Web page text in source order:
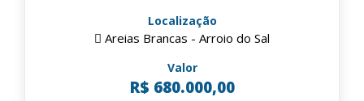
Localização
Areias Brancas - Arroio do Sal
Valor
R$ 680.000,00